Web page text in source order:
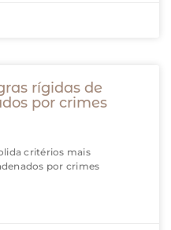
rígidas de
por crimes
critérios mais
por crimes